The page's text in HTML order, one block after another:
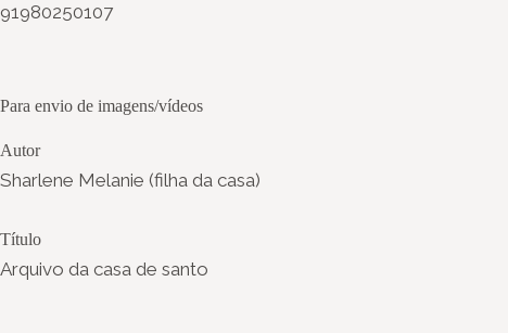
91980250107
Para envio de imagens/vídeos
Autor
Sharlene Melanie (filha da casa)
Título
Arquivo da casa de santo